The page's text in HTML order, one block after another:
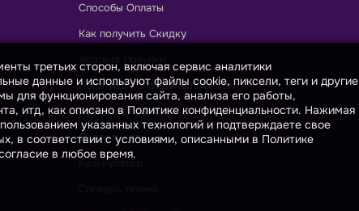
Способы Оплаты
Как получить Скидку
Политика конфиденциальности
Публичная оферта
Сертификаты
Калькулятор
третьих сторон, включая сервис аналитики
данные и используют файлы cookie, пиксели, теги и другие
для функционирования сайта, анализа его работы,
итд, как описано в Политике конфиденциальности. Нажимая
указанных технологий и подтверждаете свое
в соответствии с условиями, описанными в Политике
в любое время.